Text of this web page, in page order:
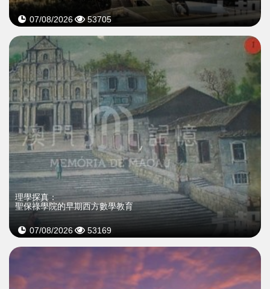
07/08/2026 53705
理學探真：
聖保祿學院的早期西方數學教育
07/08/2026 53169